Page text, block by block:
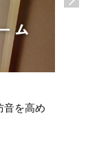
音を高め